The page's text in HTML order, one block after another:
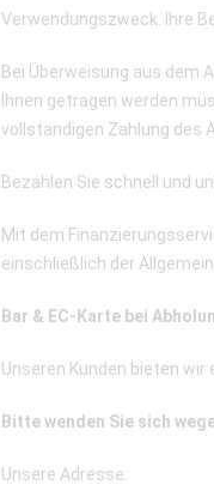
Verwendungszweck: Ihre
Bei Überweisung aus dem
Ihnen getragen werden
vollständigen Zahlung des
Bezahlen Sie schnell und
Mit dem
einschließlich der
Bar & EC-Karte bei
Unseren Kunden bieten
Bitte wenden Sie sich
Unsere Adresse: